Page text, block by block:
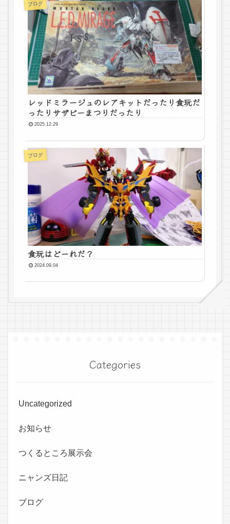
ブログ
レッドミラージュのレアキットだったり食玩だ
ったりサザビーまつりだったり
2025.12.29
ブログ
食玩はどーれだ？
2024.09.04
Categories
Uncategorized
お知らせ
つくるところ展示会
ニャンズ日記
ブログ